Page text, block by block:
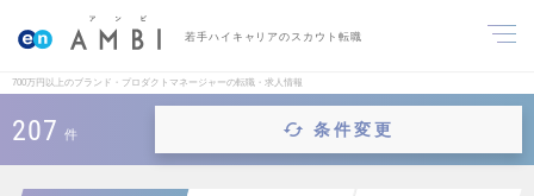
若手ハイキャリアのスカウト転職
700万円以上のブランド・プロダクトマネージャーの転職・求人情報
207 件 条件変更